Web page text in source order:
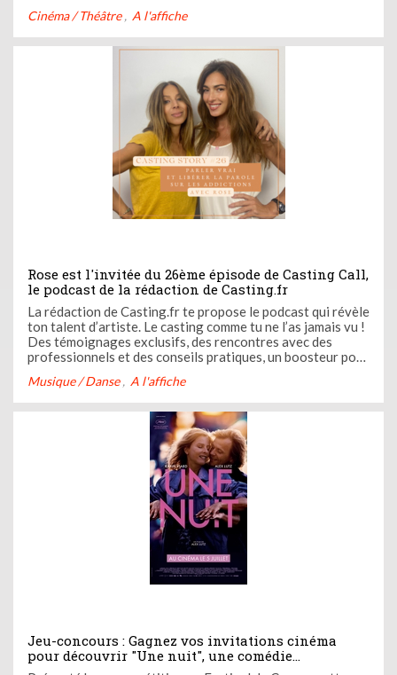
"L'incroyable histoire de l'île mystérieuse" de Cyril Gourbet
...
Cinéma / Théâtre A l'affiche
Rose est l'invitée du 26ème épisode de Casting Call,
le podcast de la rédaction de Casting.fr
La rédaction de Casting.fr te propose le podcast qui révèle
ton talent d’artiste. Le casting comme tu ne l’as jamais vu !
Des témoignages exclusifs, des rencontres avec des
professionnels et des conseils pratiques, un boosteur pour
Ose devenir l’artiste que tu es avec Casting Call ! Dans ...
Musique / Danse A l'affiche
Jeu-concours : Gagnez vos invitations cinéma
pour découvrir "Une nuit", une comédie
romantique à la française signée Alex Lutz avec